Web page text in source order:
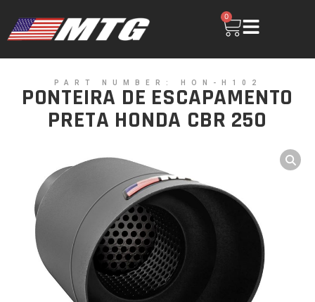
0
PART NUMBER: HON-H102
PONTEIRA DE ESCAPAMENTO
PRETA HONDA CBR 250